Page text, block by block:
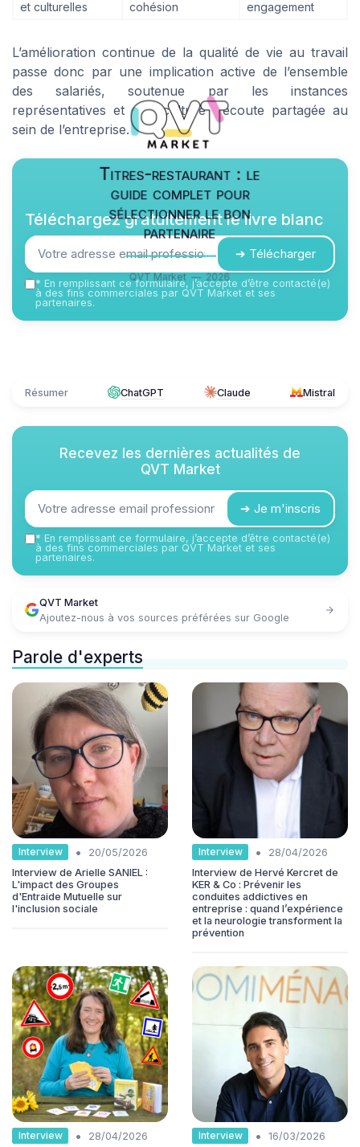
et culturelles
cohésion
engagement
L’amélioration continue de la qualité de vie au travail
passe donc par une implication active de l’ensemble
des salariés, soutenue par les instances
représentatives et une culture d’écoute partagée au
sein de l’entreprise.
Titres-restaurant : le
guide complet pour
sélectionner le bon
partenaire
QVT Market — 2026
Téléchargez gratuitement le livre blanc
➔ Télécharger
* En remplissant ce formulaire, j’accepte d’être contacté(e)
à des fins commerciales par QVT Market et ses
partenaires.
Résumer ChatGPT Claude Mistral
Recevez les dernières actualités de
QVT Market
➔ Je m'inscris
* En remplissant ce formulaire, j’accepte d’être contacté(e)
à des fins commerciales par QVT Market et ses
partenaires.
QVT Market
Ajoutez-nous à vos sources préférées sur Google
Parole d'experts
Interview •
20/05/2026
Interview de Arielle SANIEL :
L'impact des Groupes
d'Entraide Mutuelle sur
l'inclusion sociale
Interview •
28/04/2026
Interview de Hervé Kercret de
KER & Co : Prévenir les
conduites addictives en
entreprise : quand l’expérience
et la neurologie transforment la
prévention
Interview • 28/04/2026 Interview • 16/03/2026